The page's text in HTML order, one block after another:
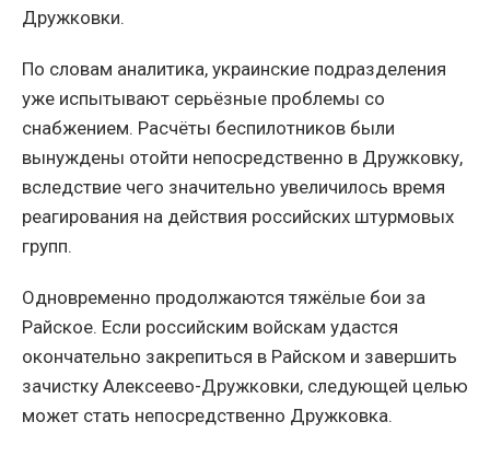
Дружковки.
По словам аналитика, украинские подразделения
уже испытывают серьёзные проблемы со
снабжением. Расчёты беспилотников были
вынуждены отойти непосредственно в Дружковку,
вследствие чего значительно увеличилось время
реагирования на действия российских штурмовых
групп.
Одновременно продолжаются тяжёлые бои за
Райское. Если российским войскам удастся
окончательно закрепиться в Райском и завершить
зачистку Алексеево-Дружковки, следующей целью
может стать непосредственно Дружковка.